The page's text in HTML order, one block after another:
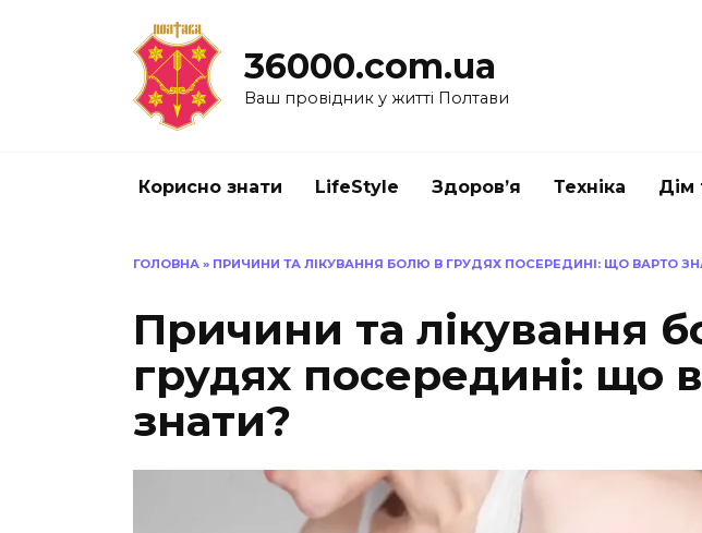
36000.com.ua
Ваш провідник у житті Полтави
Корисно знати LifeStyle Здоров’я Техніка Дім
ГОЛОВНА » ПРИЧИНИ ТА ЛІКУВАННЯ БОЛЮ В ГРУДЯХ ПОСЕРЕДИНІ: ЩО ВАРТО
Причини та лікування
грудях посередині: що
знати?